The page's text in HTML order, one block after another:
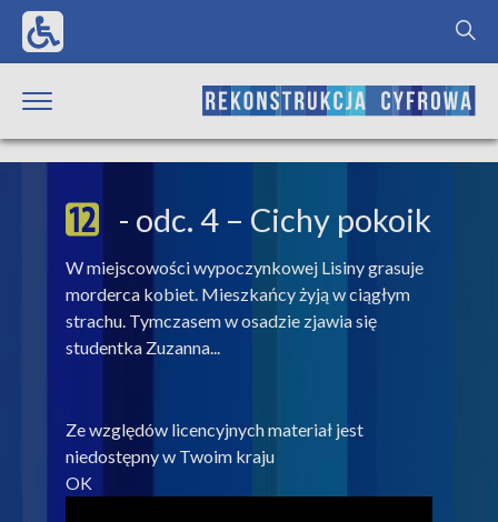
- odc. 4 – Cichy pokoik
W miejscowości wypoczynkowej Lisiny grasuje
morderca kobiet. Mieszkańcy żyją w ciągłym
strachu. Tymczasem w osadzie zjawia się
studentka Zuzanna...
Ze względów licencyjnych materiał jest
niedostępny w Twoim kraju
OK